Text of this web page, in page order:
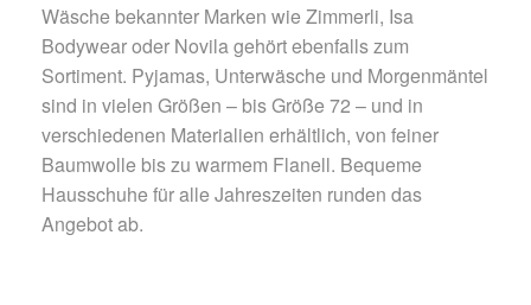
Wäsche bekannter Marken wie Zimmerli, Isa
Bodywear oder Novila gehört ebenfalls zum
Sortiment. Pyjamas, Unterwäsche und Morgenmäntel
sind in vielen Größen – bis Größe 72 – und in
verschiedenen Materialien erhältlich, von feiner
Baumwolle bis zu warmem Flanell. Bequeme
Hausschuhe für alle Jahreszeiten runden das
Angebot ab.